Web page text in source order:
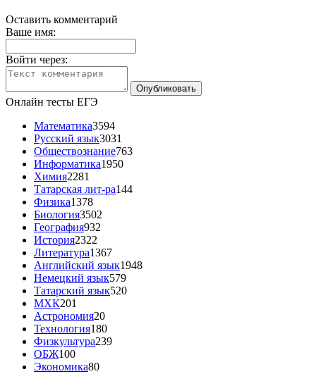
Оставить комментарий
Ваше имя:
Войти через:
Онлайн тесты ЕГЭ
Математика3594
Русский язык3031
Обществознание763
Информатика1950
Химия2281
Татарская лит-ра144
Физика1378
Биология3502
География932
История2322
Литература1367
Английский язык1948
Немецкий язык579
Татарский язык520
МХК201
Астрономия20
Технология180
Физкультура239
ОБЖ100
Экономика80